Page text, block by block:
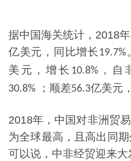
据中国海关统计， 2018年
亿美元，同比增长19.7%
美元，增长 10.8%，自
30.8% ；顺差56.3亿美元
2018年，中国对非洲 贸
为全球最高，且高出同
可以说，中非经贸迎来大